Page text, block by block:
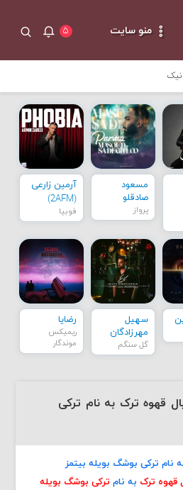
منو سایت ۵
نیک
مسعود
صادقلو
پرواز
آرمین زارعی
(2AFM)
فوبیا
سهیل
مهرزادگان
گل سنگم
رضایا
ریمیکس
موندگار
قهوه ترک به نام ترکی
نام ترکی بوشگ بویله بیتمز
قهوه ترک به نام ترکی بوشگ بویله